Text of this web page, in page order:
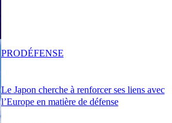
Le Japon cherche à renforcer ses liens avec
l’Europe en matière de défense
PRODÉFENSE